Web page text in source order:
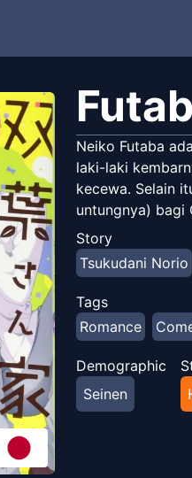
Neiko Futaba
laki-laki
kecewa. Selain
untungnya) bagi
Story
Tsukudani Norio
Tags
Romance
Demographic
Seinen